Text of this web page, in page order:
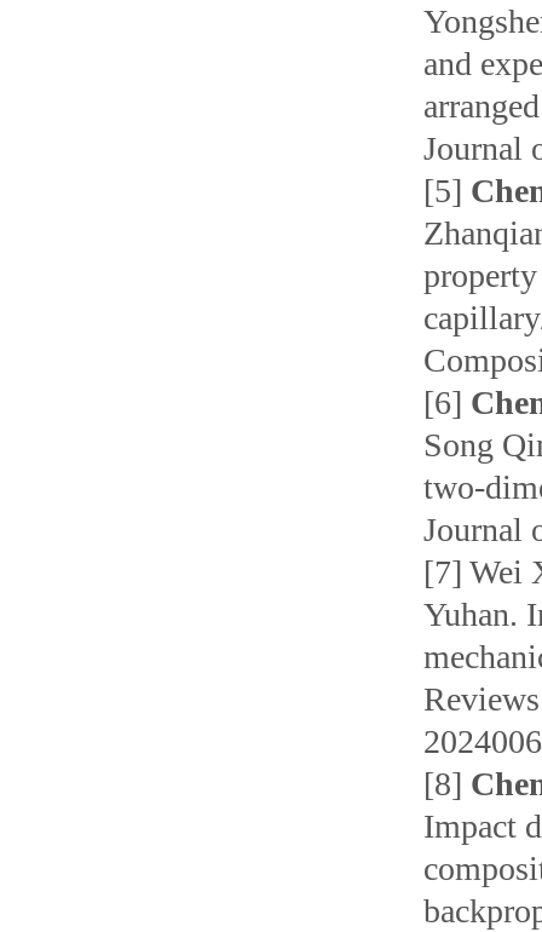
and
Journal
[5]
[6]
Song
two-
Journal
[7] Wei
Yuhan.
[8]
Impact